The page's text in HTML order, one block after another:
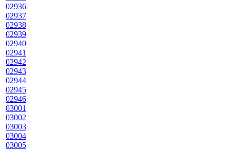
02936
02937
02938
02939
02940
02941
02942
02943
02944
02945
02946
03001
03002
03003
03004
03005